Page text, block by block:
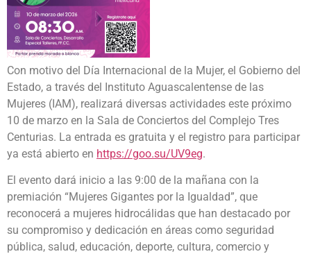
Con motivo del Día Internacional de la Mujer, el Gobierno del
Estado, a través del Instituto Aguascalentense de las
Mujeres (IAM), realizará diversas actividades este próximo
10 de marzo en la Sala de Conciertos del Complejo Tres
Centurias. La entrada es gratuita y el registro para participar
ya está abierto en https://goo.su/UV9eg.
El evento dará inicio a las 9:00 de la mañana con la
premiación “Mujeres Gigantes por la Igualdad”, que
reconocerá a mujeres hidrocálidas que han destacado por
su compromiso y dedicación en áreas como seguridad
pública, salud, educación, deporte, cultura, comercio y